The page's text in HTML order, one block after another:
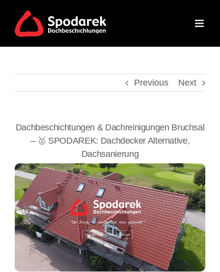
content
Previous Next
Dachbeschichtungen & Dachreinigungen Bruchsal
– 🥇 SPODAREK: Dachdecker Alternative,
Dachsanierung